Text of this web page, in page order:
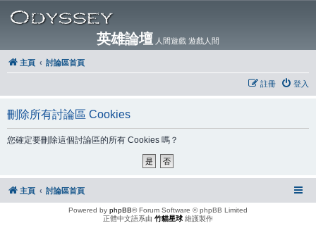
英雄論壇 人間遊戲 遊戲人間
主頁 討論區首頁
登入
註冊
刪除所有討論區 Cookies
您確定要刪除這個討論區的所有 Cookies 嗎？
主頁 討論區首頁
Powered by phpBB® Forum Software © phpBB Limited
正體中文語系由 竹貓星球 維護製作